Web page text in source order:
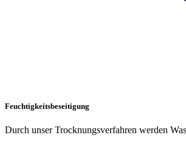
Feuchtigkeitsbeseitigung
Durch unser Trocknungsverfahren werden